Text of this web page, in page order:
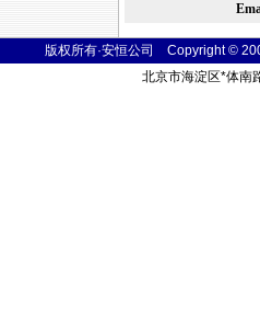
版权所有·安恒公司 Copyright ©
北京市海淀区*体南